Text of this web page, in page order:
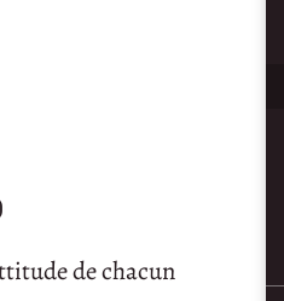
de chacun